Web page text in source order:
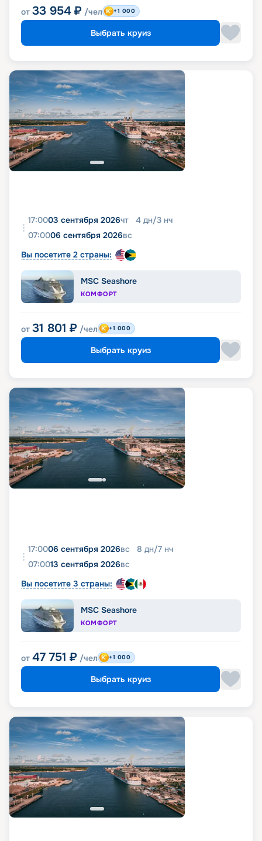
от 33 954 ₽ /чел +1 000
Выбрать круиз
17:0003 сентября 2026чт 4 дн/3 нч
07:0006 сентября 2026вс
Вы посетите 2 страны:
MSC Seashore
КОМФОРТ
от 31 801 ₽ /чел +1 000
Выбрать круиз
17:0006 сентября 2026вс 8 дн/7 нч
07:0013 сентября 2026вс
Вы посетите 3 страны:
MSC Seashore
КОМФОРТ
от 47 751 ₽ /чел +1 000
Выбрать круиз